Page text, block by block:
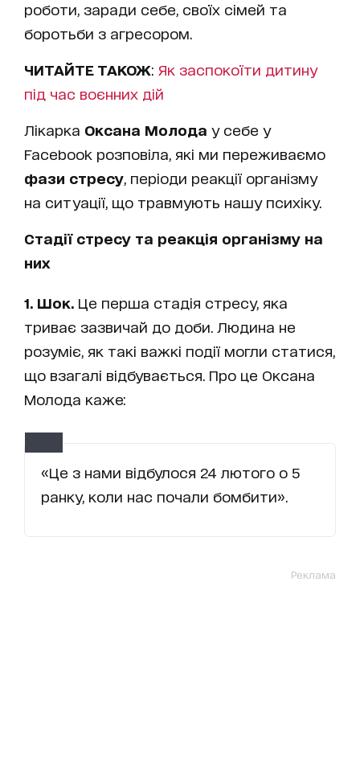
роботи, заради себе, своїх сімей та
боротьби з агресором.
ЧИТАЙТЕ ТАКОЖ: Як заспокоїти дитину
під час воєнних дій
Лікарка Оксана Молода у себе у
Facebook розповіла, які ми переживаємо
фази стресу , періоди реакції організму
на ситуації, що травмують нашу психіку.
Стадії стресу та реакція організму на
них
1. Шок. Це перша стадія стресу, яка
триває зазвичай до доби. Людина не
розуміє, як такі важкі події могли статися,
що взагалі відбувається. Про це Оксана
Молода каже:
«Це з нами відбулося 24 лютого о 5
ранку, коли нас почали бомбити».
Реклама